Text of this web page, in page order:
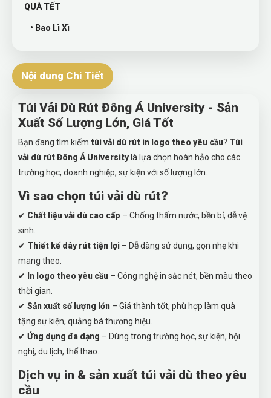
QUÀ TẾT
• Bao Lì Xì
Nội dung Chi Tiết
Túi Vải Dù Rút Đông Á University - Sản
Xuất Số Lượng Lớn, Giá Tốt
Bạn đang tìm kiếm túi vải dù rút in logo theo yêu cầu? Túi
vải dù rút Đông Á Universitylà lựa chọn hoàn hảo cho các
trường học, doanh nghiệp, sự kiện với số lượng lớn.
Vì sao chọn túi vải dù rút?
✔ Chất liệu vải dù cao cấp – Chống thấm nước, bền bỉ, dễ vệ
sinh.
✔ Thiết kế dây rút tiện lợi – Dễ dàng sử dụng, gọn nhẹ khi
mang theo.
✔
In logo theo yêu cầu – Công nghệ in sắc nét, bền màu theo
thời gian.
✔ Sản xuất số lượng lớn – Giá thành tốt, phù hợp làm quà
tặng sự kiện, quảng bá thương hiệu.
✔ Ứng dụng đa dạng – Dùng trong trường học, sự kiện, hội
nghị, du lịch, thể thao.
Dịch vụ in & sản xuất túi vải dù theo yêu
cầu